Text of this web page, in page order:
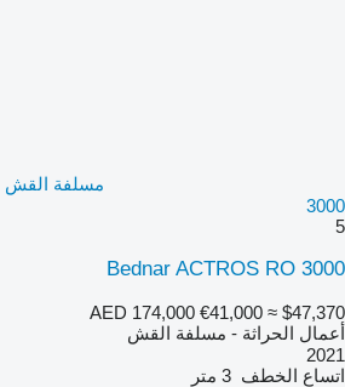
3000
5
Bednar ACTROS RO 3000
AED 174,000 €41,000 ≈ $47,370
أعمال الحراثة - مسلفة القش
2021
اتساع الخطف 3 متر